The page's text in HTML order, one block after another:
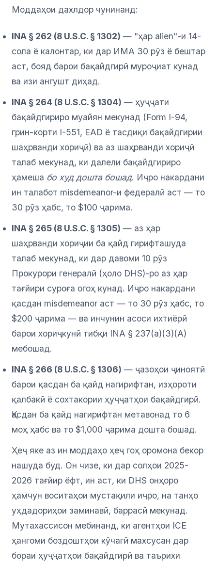
Моддаҳои дахлдор чунинанд:
INA § 262 (8 U.S.C. § 1302) — "ҳар alien"-и 14-
сола ё калонтар, ки дар ИМА 30 рӯз ё бештар
аст, бояд барои бақайдгирӣ муроҷиат кунад
ва изи ангушт диҳад.
INA § 264 (8 U.S.C. § 1304) — ҳуҷҷати
бақайдгириро муайян мекунад (Form I-94,
грин-корти I-551, EAD ё тасдиқи бақайдгирии
шаҳрванди хориҷӣ) ва аз шаҳрванди хориҷӣ
талаб мекунад, ки далели бақайдгириро
ҳамеша бо худ дошта бошад. Иҷро накардани
ин талабот misdemeanor-и федералӣ аст — то
30 рӯз ҳабс, то $100 ҷарима.
INA § 265 (8 U.S.C. § 1305) — аз ҳар
шаҳрванди хориҷии ба қайд гирифташуда
талаб мекунад, ки дар давоми 10 рӯз
Прокурори генералӣ (ҳоло DHS)-ро аз ҳар
тағйири суроға огоҳ кунад. Иҷро накардани
қасдан misdemeanor аст — то 30 рӯз ҳабс, то
$200 ҷарима — ва инчунин асоси ихтиёрӣ
барои хориҷкунӣ тибқи INA § 237(a)(3)(A)
мебошад.
INA § 266 (8 U.S.C. § 1306) — ҷазоҳои ҷиноятӣ
барои қасдан ба қайд нагирифтан, изҳороти
қалбакӣ ё сохтакории ҳуҷҷатҳои бақайдгирӣ.
Қасдан ба қайд нагирифтан метавонад то 6
моҳ ҳабс ва то $1,000 ҷарима дошта бошад.
Ҳеҷ яке аз ин моддаҳо ҳеҷ гоҳ оромона бекор
нашуда буд. Он чизе, ки дар солҳои 2025-
2026 тағйир ёфт, ин аст, ки DHS онҳоро
ҳамчун воситаҳои мустақили иҷро, на танҳо
уҳдадориҳои заминавӣ, баррасӣ мекунад.
Мутахассисон мебинанд, ки агентҳои ICE
ҳангоми боздоштҳои кӯчагӣ махсусан дар
бораи ҳуҷҷатҳои бақайдгирӣ ва таърихи